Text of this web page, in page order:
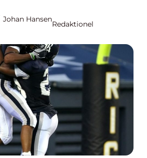
Johan Hansen
Redaktionel